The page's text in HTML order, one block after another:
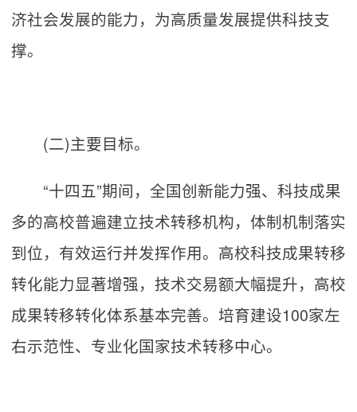
济社会发展的能力，为高质量发展提供科技支
撑。
(二)主要目标。
“十四五”期间，全国创新能力强、科技成果
多的高校普遍建立技术转移机构，体制机制落实
到位，有效运行并发挥作用。高校科技成果转移
转化能力显著增强，技术交易额大幅提升，高校
成果转移转化体系基本完善。培育建设100家左
右示范性、专业化国家技术转移中心。